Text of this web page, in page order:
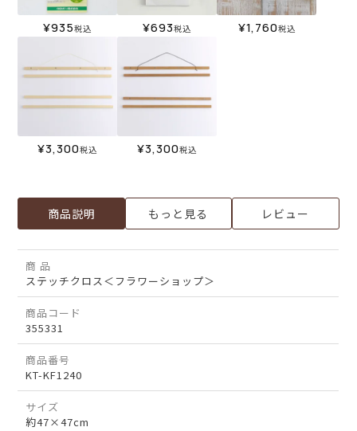
¥935税込 ¥693税込 ¥1,760税込
¥3,300税込 ¥3,300税込
商品説明 もっと見る レビュー
商 品
ステッチクロス＜フラワーショップ＞
商品コード
355331
商品番号
KT-KF1240
サイズ
約47×47cm